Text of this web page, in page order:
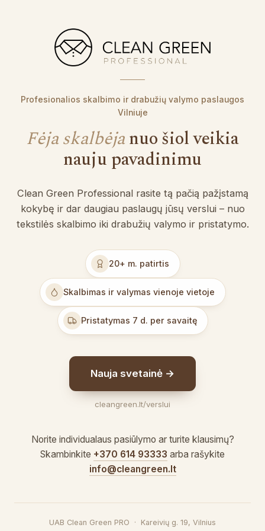
Profesionalios skalbimo ir drabužių valymo paslaugos
Vilniuje
Fėja skalbėjanuo šiol veikia
nauju pavadinimu
Clean Green Professional rasite tą pačią pažįstamą
kokybę ir dar daugiau paslaugų jūsų verslui – nuo
tekstilės skalbimo iki drabužių valymo ir pristatymo.
20+ m. patirtis
Skalbimas ir valymas vienoje vietoje
Pristatymas 7 d. per savaitę
Nauja svetainė →
cleangreen.lt/verslui
Norite individualaus pasiūlymo ar turite klausimų?
Skambinkite +370 614 93333 arba rašykite
info@cleangreen.lt
UAB Clean Green PRO · Kareivių g. 19, Vilnius